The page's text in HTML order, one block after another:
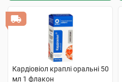
Кардіовіол краплі оральні 50
мл 1 флакон